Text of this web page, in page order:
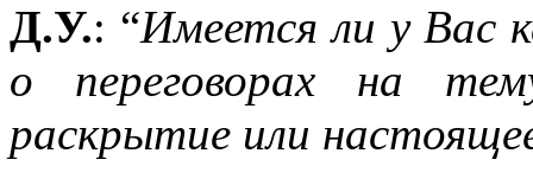
Д.У.: “Имеется ли у Вас
о переговорах на
раскрытие или